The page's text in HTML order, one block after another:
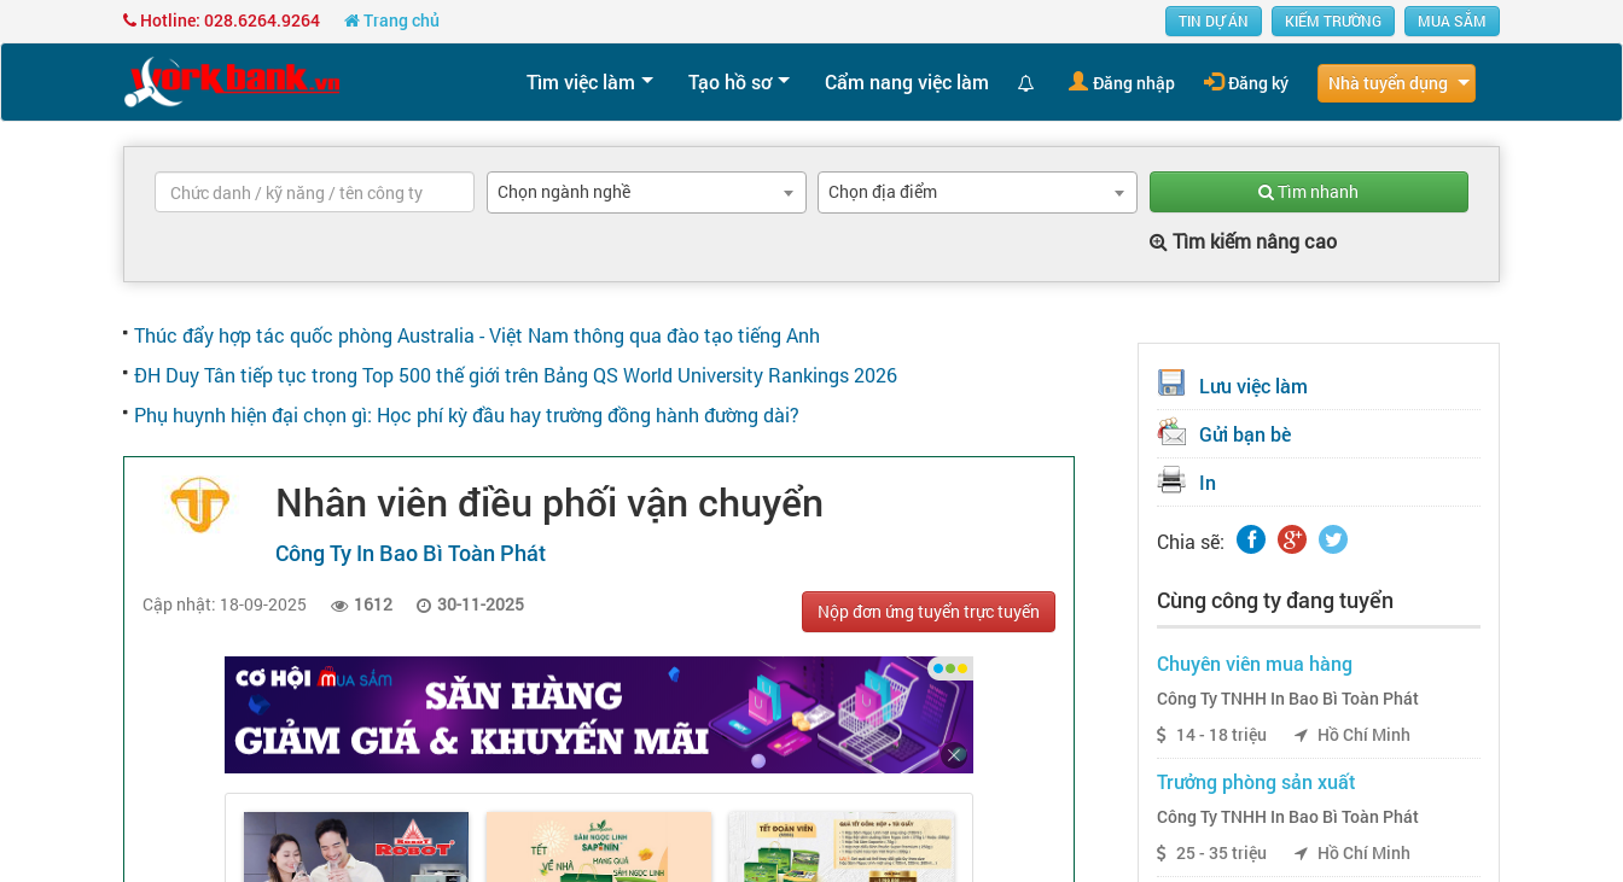
Hotline: 028.6264.9264 Trang chủ TIN DỰ ÁN KIẾM TRƯỜNG MUA SẮM
Tìm việc làm Tạo hồ sơ Cẩm nang việc làm Đăng nhập Đăng ký Nhà tuyển dụng
Chọn ngành nghề Chọn địa điểm Tìm nhanh
Tìm kiếm nâng cao
Thúc đẩy hợp tác quốc phòng Australia - Việt Nam thông qua đào tạo tiếng Anh
ĐH Duy Tân tiếp tục trong Top 500 thế giới trên Bảng QS World University Rankings 2026
Phụ huynh hiện đại chọn gì: Học phí kỳ đầu hay trường đồng hành đường dài?
Nhân viên điều phối vận chuyển
Công Ty In Bao Bì Toàn Phát
Cập nhật: 18-09-2025 1612 30-11-2025 Nộp đơn ứng tuyển trực tuyến
Lưu việc làm
Gửi bạn bè
In
Chia sẽ:
Cùng công ty đang tuyển
Chuyên viên mua hàng
Công Ty TNHH In Bao Bì Toàn Phát
14 - 18 triệu
Hồ Chí Minh
Trưởng phòng sản xuất
Công Ty TNHH In Bao Bì Toàn Phát
25 - 35 triệu
Hồ Chí Minh